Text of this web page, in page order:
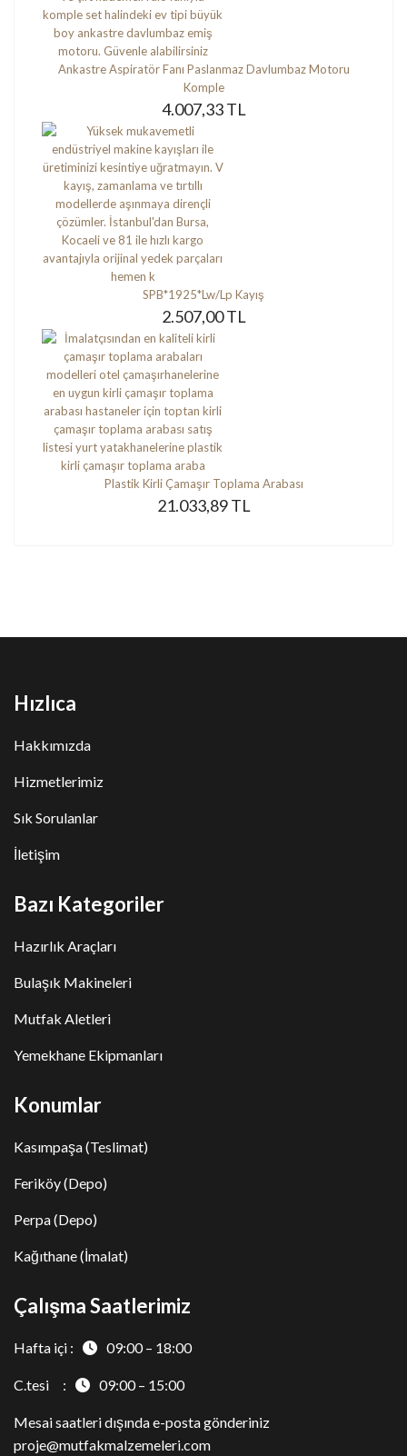
Ankastre Aspiratör Fanı Paslanmaz Davlumbaz Motoru
Komple
4.007,33 TL
SPB*1925*Lw/Lp Kayış
2.507,00 TL
Plastik Kirli Çamaşır Toplama Arabası
21.033,89 TL
Hızlıca
Hakkımızda
Hizmetlerimiz
Sık Sorulanlar
İletişim
Bazı Kategoriler
Hazırlık Araçları
Bulaşık Makineleri
Mutfak Aletleri
Yemekhane Ekipmanları
Konumlar
Kasımpaşa (Teslimat)
Feriköy (Depo)
Perpa (Depo)
Kağıthane (İmalat)
Çalışma Saatlerimiz
Hafta içi : 09:00 – 18:00
C.tesi : 09:00 – 15:00
Mesai saatleri dışında e-posta gönderiniz
proje@mutfakmalzemeleri.com